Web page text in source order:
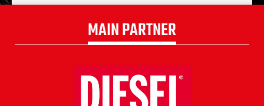
MAIN PARTNER